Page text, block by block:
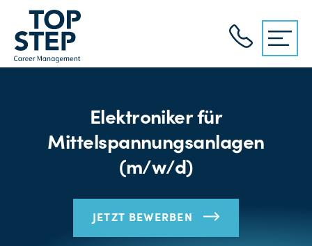
Elektroniker für
Mittelspannungsanlagen
(m/w/d)
JETZT BEWERBEN